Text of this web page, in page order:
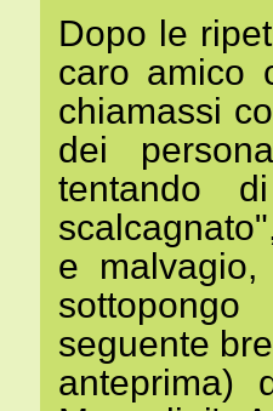
Dopo le
caro amico
chiamassi
dei
tentando
e
seguente
anteprima)